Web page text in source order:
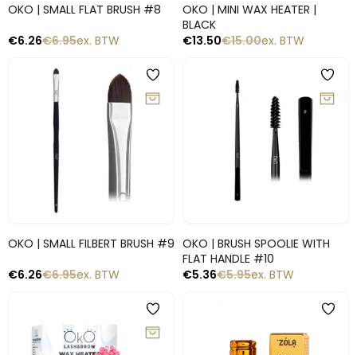
OKO | SMALL FLAT BRUSH #8
€6.95
€6.26 ex. BTW
OKO | MINI WAX HEATER |
BLACK
€15.00
€13.50 ex. BTW
OKO | SMALL FILBERT BRUSH #9
€6.95
€6.26 ex. BTW
OKO | BRUSH SPOOLIE WITH
FLAT HANDLE #10
€5.95
€5.36 ex. BTW